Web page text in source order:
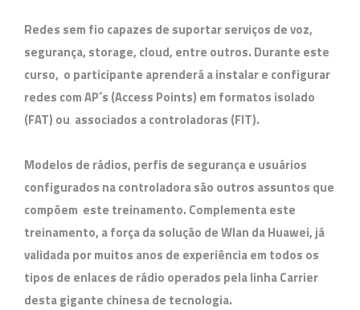
Redes sem fio capazes de suportar serviços de voz,
segurança, storage, cloud, entre outros. Durante este
curso, o participante aprenderá a instalar e configurar
redes com AP´s (Access Points) em formatos isolado
(FAT) ou associados a controladoras (FIT).
Modelos de rádios, perfis de segurança e usuários
configurados na controladora são outros assuntos que
compõem este treinamento. Complementa este
treinamento, a força da solução de Wlan da Huawei, já
validada por muitos anos de experiência em todos os
tipos de enlaces de rádio operados pela linha Carrier
desta gigante chinesa de tecnologia.